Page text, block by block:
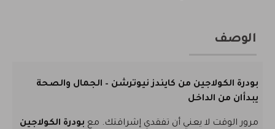
الوصف
بودرة الكولاجين من كايندز نيوترشن – الجمال والصحة
يبدأان من الداخل
مرور الوقت لا يعني أن تفقدي إشراقتك. مع بودرة الكولاجين